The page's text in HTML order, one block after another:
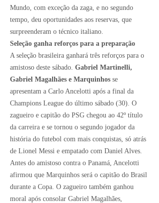
Mundo, com exceção da zaga, e no segundo
tempo, deu oportunidades aos reservas, que
surpreenderam o técnico italiano.
Seleção ganha reforços para a preparação
A seleção brasileira ganhará três reforços para o
amistoso deste sábado. Gabriel Martinelli,
Gabriel Magalhães e Marquinhos se
apresentam a Carlo Ancelotti após a final da
Champions League do último sábado (30). O
zagueiro e capitão do PSG chegou ao 42º título
da carreira e se tornou o segundo jogador da
história do futebol com mais conquistas, só atrás
de Lionel Messi e empatado com Daniel Alves.
Antes do amistoso contra o Panamá, Ancelotti
afirmou que Marquinhos será o capitão do Brasil
durante a Copa . O zagueiro também ganhou
moral após consolar Gabriel Magalhães,